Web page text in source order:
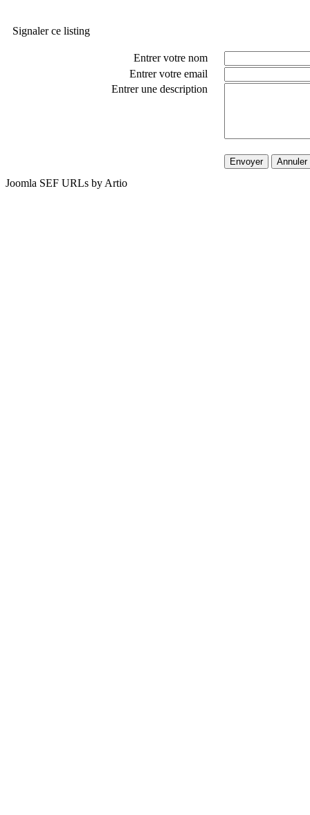
Signaler ce listing
Entrer votre nom
Entrer votre email
Entrer une description
Envoyer Annuler
Joomla SEF URLs by Artio